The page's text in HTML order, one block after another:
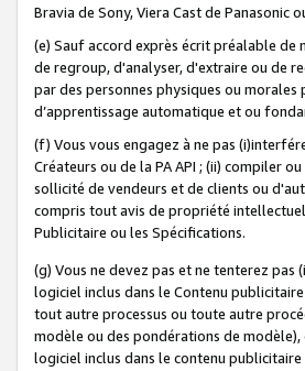
Bravia de Sony, Viera Cast de Panasonic
(e) Sauf accord exprès écrit préalable de
de regroup, d'analyser, d'extraire ou de
par des personnes physiques ou
d’apprentissage automatique et ou
(f) Vous vous engagez à ne pas
Créateurs ou de la PA API ; (ii) compiler
sollicité de vendeurs et de clients ou
compris tout avis de propriété
Publicitaire ou les Spécifications.
(g) Vous ne devez pas et ne tenterez
logiciel inclus dans le Contenu
tout autre processus ou toute autre
modèle ou des pondérations de modèle),
logiciel inclus dans le contenu